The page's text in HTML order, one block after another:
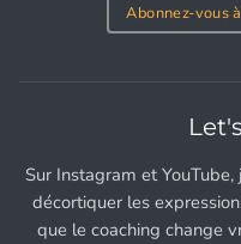
Abonnez-vous
Sur Instagram et
décortiquer les
que le coaching change